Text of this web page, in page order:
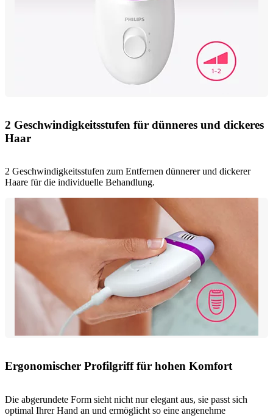
2 Geschwindigkeitsstufen für dünneres und dickeres
Haar
2 Geschwindigkeitsstufen zum Entfernen dünnerer und dickerer
Haare für die individuelle Behandlung.
Ergonomischer Profilgriff für hohen Komfort
Die abgerundete Form sieht nicht nur elegant aus, sie passt sich
optimal Ihrer Hand an und ermöglicht so eine angenehme